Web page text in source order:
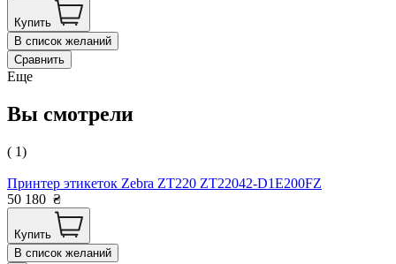
Купить
В список желаний
Сравнить
Еще
Вы смотрели
( 1)
Принтер этикеток Zebra ZT220 ZT22042-D1E200FZ
50 180 ₴
Купить
В список желаний